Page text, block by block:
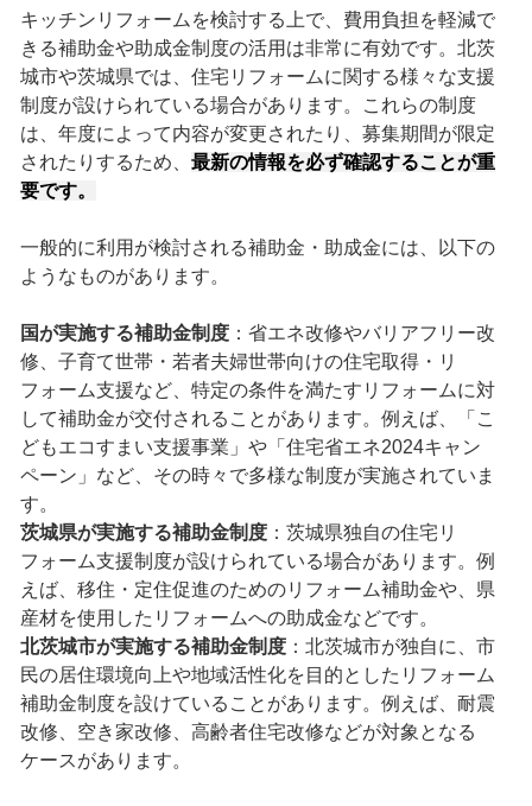
キッチンリフォームを検討する上で、費用負担を軽減で
きる補助金や助成金制度の活用は非常に有効です。北茨
城市や茨城県では、住宅リフォームに関する様々な支援
制度が設けられている場合があります。これらの制度
は、年度によって内容が変更されたり、募集期間が限定
されたりするため、 最新の情報を必ず確認することが重
要です。
一般的に利用が検討される補助金・助成金には、以下の
ようなものがあります。
国が実施する補助金制度：省エネ改修やバリアフリー改
修、子育て世帯・若者夫婦世帯向けの住宅取得・リ
フォーム支援など、特定の条件を満たすリフォームに対
して補助金が交付されることがあります。例えば、「こ
どもエコすまい支援事業」や「住宅省エネ2024キャン
ペーン」など、その時々で多様な制度が実施されていま
す。
茨城県が実施する補助金制度：茨城県独自の住宅リ
フォーム支援制度が設けられている場合があります。例
えば、移住・定住促進のためのリフォーム補助金や、県
産材を使用したリフォームへの助成金などです。
北茨城市が実施する補助金制度：北茨城市が独自に、市
民の居住環境向上や地域活性化を目的としたリフォーム
補助金制度を設けていることがあります。例えば、耐震
改修、空き家改修、高齢者住宅改修などが対象となる
ケースがあります。